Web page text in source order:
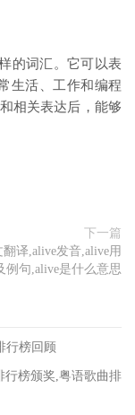
的词汇。它可以表
生活、工作和编程
相关表达后，能够
下一篇
翻译,alive发音,alive用
例句,alive是什么意思
行榜回顾
行榜颁奖,粤语歌曲排